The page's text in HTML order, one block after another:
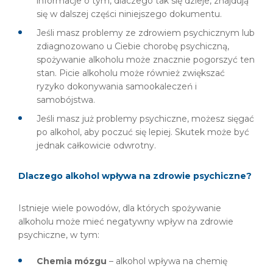
się w dalszej części niniejszego dokumentu.
Jeśli masz problemy ze zdrowiem psychicznym lub
zdiagnozowano u Ciebie chorobę psychiczną,
spożywanie alkoholu może znacznie pogorszyć ten
stan. Picie alkoholu może również zwiększać
ryzyko dokonywania samookaleczeń i
samobójstwa.
Jeśli masz już problemy psychiczne, możesz sięgać
po alkohol, aby poczuć się lepiej. Skutek może być
jednak całkowicie odwrotny.
Dlaczego alkohol wpływa na zdrowie psychiczne?
Istnieje wiele powodów, dla których spożywanie
alkoholu może mieć negatywny wpływ na zdrowie
psychiczne, w tym:
Chemia mózgu – alkohol wpływa na chemię